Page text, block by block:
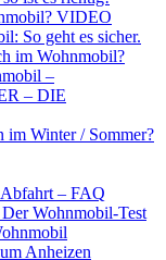
VIDEO
So geht es sicher.
im Wohnmobil?
–
– DIE
im Winter / Sommer?
– FAQ
Wohnmobil-Test
Anheizen